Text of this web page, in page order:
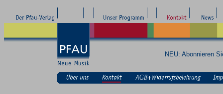
NEU: Abonnieren